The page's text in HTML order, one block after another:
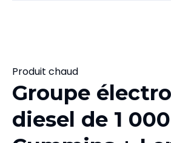
Produit chaud
Groupe
diesel de 1